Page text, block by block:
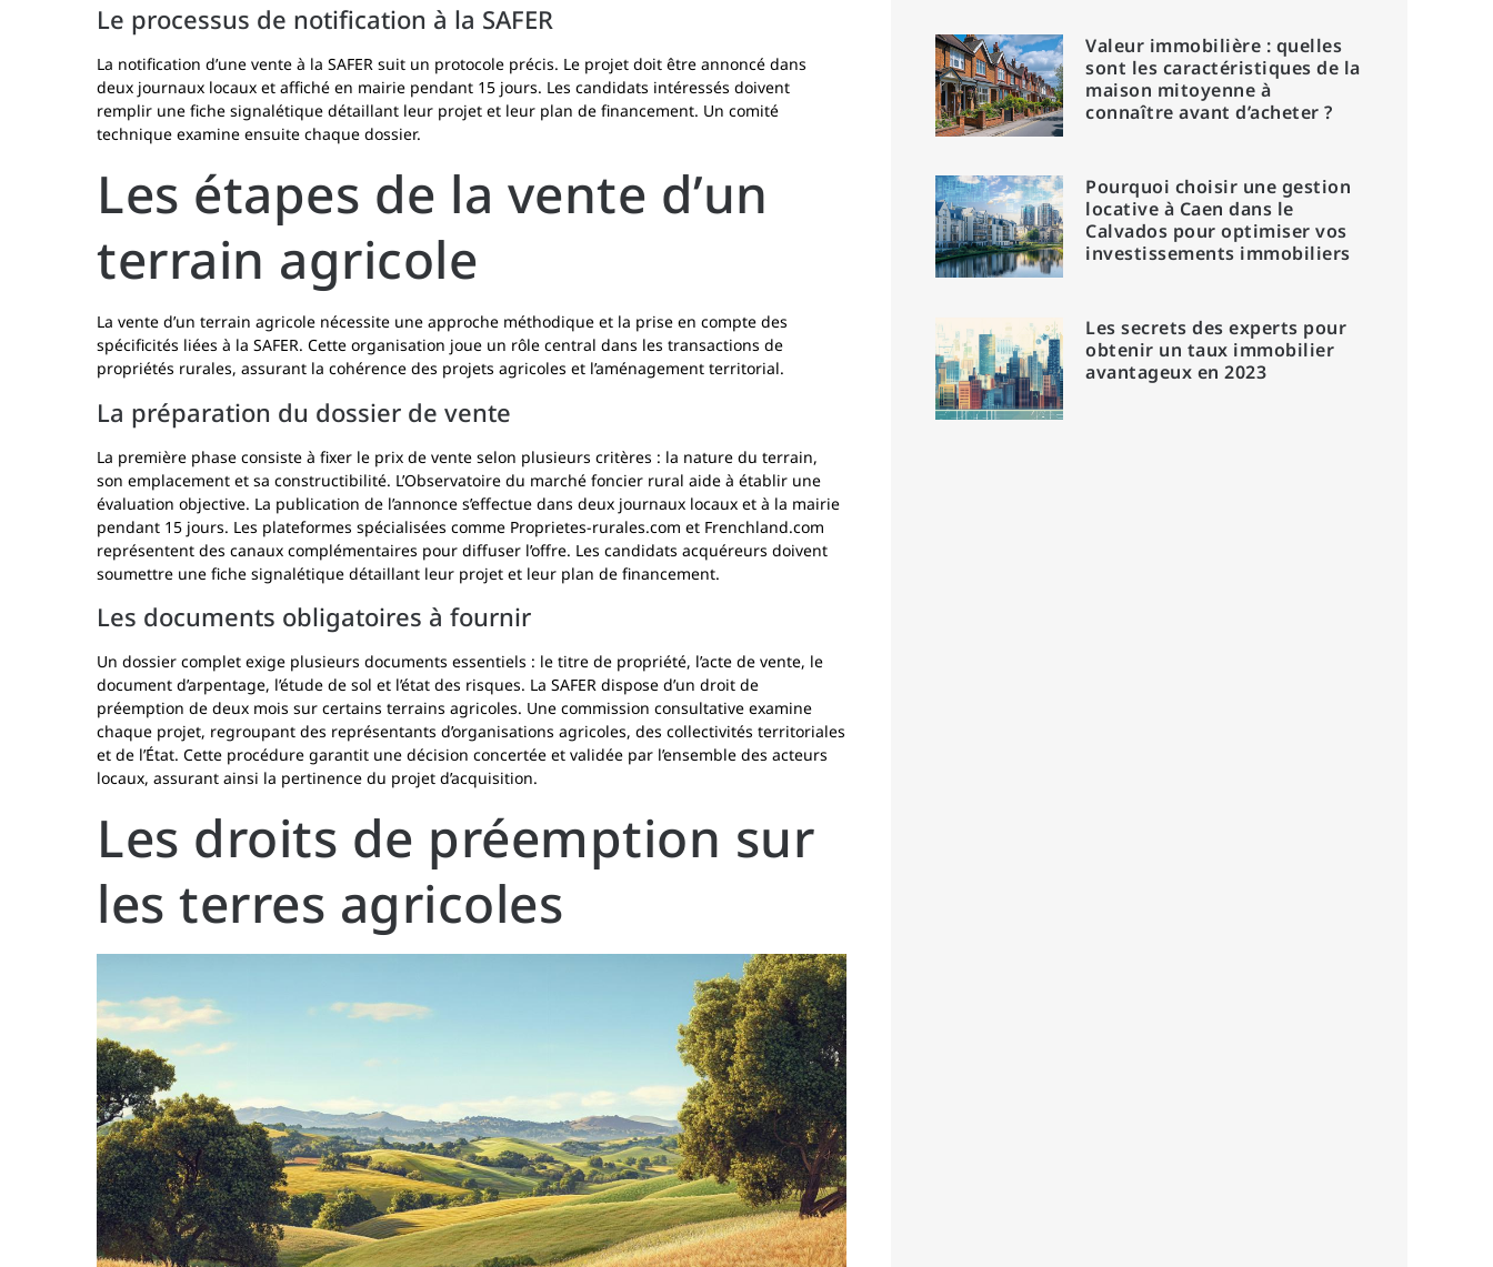
Le processus de notification à la SAFER
La notification d’une vente à la SAFER suit un protocole précis. Le projet doit être annoncé dans
deux journaux locaux et affiché en mairie pendant 15 jours. Les candidats intéressés doivent
remplir une fiche signalétique détaillant leur projet et leur plan de financement. Un comité
technique examine ensuite chaque dossier.
Les étapes de la vente d’un
terrain agricole
La vente d’un terrain agricole nécessite une approche méthodique et la prise en compte des
spécificités liées à la SAFER. Cette organisation joue un rôle central dans les transactions de
propriétés rurales, assurant la cohérence des projets agricoles et l’aménagement territorial.
La préparation du dossier de vente
La première phase consiste à fixer le prix de vente selon plusieurs critères : la nature du terrain,
son emplacement et sa constructibilité. L’Observatoire du marché foncier rural aide à établir une
évaluation objective. La publication de l’annonce s’effectue dans deux journaux locaux et à la mairie
pendant 15 jours. Les plateformes spécialisées comme Proprietes-rurales.com et Frenchland.com
représentent des canaux complémentaires pour diffuser l’offre. Les candidats acquéreurs doivent
soumettre une fiche signalétique détaillant leur projet et leur plan de financement.
Les documents obligatoires à fournir
Un dossier complet exige plusieurs documents essentiels : le titre de propriété, l’acte de vente, le
document d’arpentage, l’étude de sol et l’état des risques. La SAFER dispose d’un droit de
préemption de deux mois sur certains terrains agricoles. Une commission consultative examine
chaque projet, regroupant des représentants d’organisations agricoles, des collectivités territoriales
et de l’État. Cette procédure garantit une décision concertée et validée par l’ensemble des acteurs
locaux, assurant ainsi la pertinence du projet d’acquisition.
Les droits de préemption sur
les terres agricoles
Valeur immobilière : quelles
sont les caractéristiques de la
maison mitoyenne à
connaître avant d’acheter ?
Pourquoi choisir une gestion
locative à Caen dans le
Calvados pour optimiser vos
investissements immobiliers
Les secrets des experts pour
obtenir un taux immobilier
avantageux en 2023